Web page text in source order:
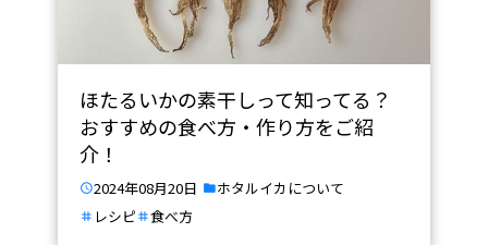
ほたるいかの素干しって知ってる？
おすすめの食べ方・作り方をご紹
介！
2024年08月20日
ホタルイカについて
レシピ
食べ方